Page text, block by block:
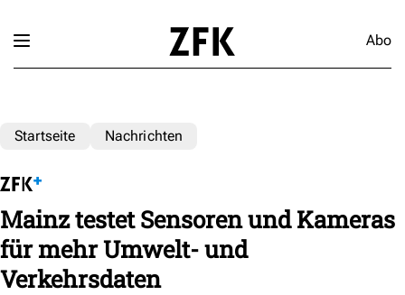
Abo
Startseite Nachrichten
Mainz testet Sensoren und Kameras
für mehr Umwelt- und
Verkehrsdaten